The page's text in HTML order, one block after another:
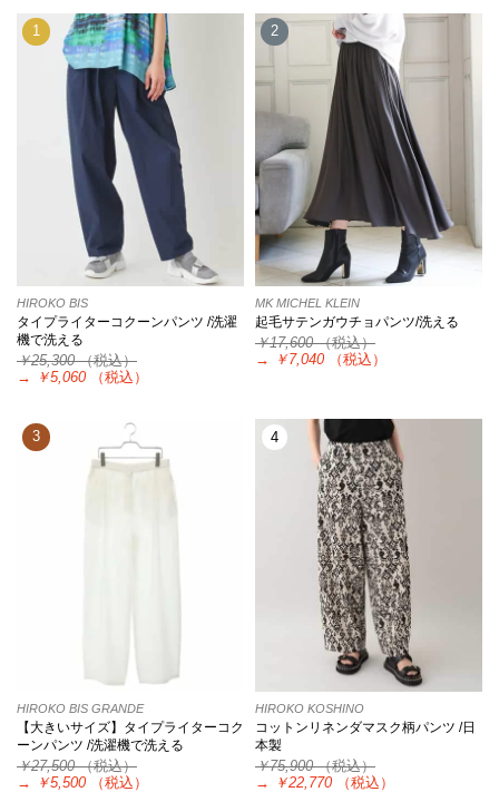
1
HIROKO BIS
タイプライターコクーンパンツ /洗濯
機で洗える
￥25,300（税込）
→
￥5,060 （税込）
2
MK MICHEL KLEIN
起毛サテンガウチョパンツ/洗える
￥17,600（税込）
→
￥7,040 （税込）
3
HIROKO BIS GRANDE
【大きいサイズ】タイプライターコク
ーンパンツ /洗濯機で洗える
￥27,500（税込）
→
￥5,500 （税込）
4
HIROKO KOSHINO
コットンリネンダマスク柄パンツ /日
本製
￥75,900（税込）
→
￥22,770 （税込）